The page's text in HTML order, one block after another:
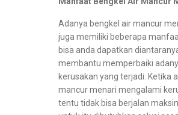
Adanya bengkel air mancur
juga memiliki beberapa
bisa anda dapatkan
membantu memperbaiki
kerusakan yang terjadi. Ketika
mancur menari mengalami
tentu tidak bisa berjalan